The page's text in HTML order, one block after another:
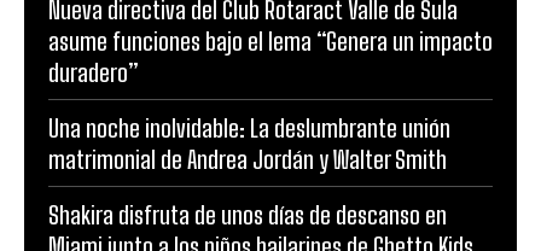
Nueva directiva del Club Rotaract Valle de Sula
asume funciones bajo el lema “Genera un impacto
duradero”
Una noche inolvidable: La deslumbrante unión
matrimonial de Andrea Jordán y Walter Smith
Shakira disfruta de unos días de descanso en